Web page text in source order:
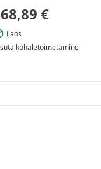
€
Laos
kohaletoimetamine